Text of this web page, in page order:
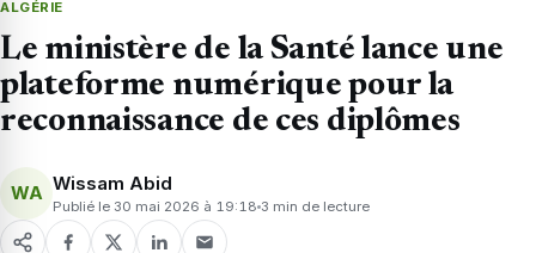
ALGÉRIE
Le ministère de la Santé lance une
plateforme numérique pour la
reconnaissance de ces diplômes
WA Wissam Abid
Publié le 30 mai 2026 à 19:18 3 min de lecture